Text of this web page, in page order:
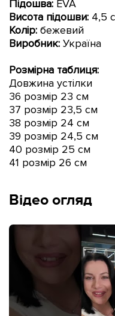
Підошва: EVA
Висота підошви: 4,5
Колір: бежевий
Виробник: Україна
Розмірна таблиця:
Довжина устілки
36 розмір 23 см
37 розмір 23,5 см
38 розмір 24 см
39 розмір 24,5 см
40 розмір 25 см
41 розмір 26 см
Відео огляд